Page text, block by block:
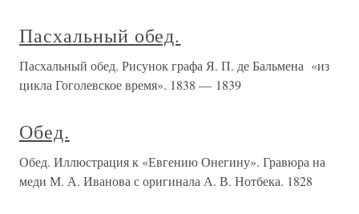
Пасхальный обед.
Пасхальный обед. Рисунок графа Я. П. де Бальмена «из
цикла Гоголевское время». 1838 — 1839
Обед.
Обед. Иллюстрация к «Евгению Онегину». Гравюра на
меди М. А. Иванова с оригинала А. В. Нотбека. 1828